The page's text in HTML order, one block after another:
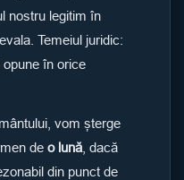
nostru legitim în
Temeiul juridic:
opune în orice
vom șterge
de o lună , dacă
din punct de